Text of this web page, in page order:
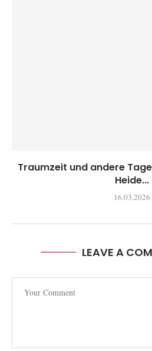
Traumzeit und andere
Heide...
16.03.2026
LEAVE A